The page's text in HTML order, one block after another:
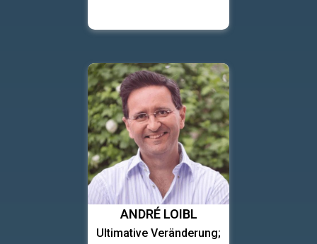
ANDRÉ LOIBL
Ultimative Veränderung;